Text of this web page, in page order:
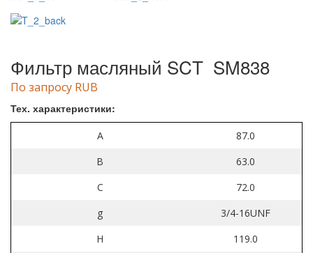
Фильтр масляный SCT SM838
По запросу RUB
Тех. характеристики:
A
87.0
B
63.0
C
72.0
g
3/4-16UNF
H
119.0